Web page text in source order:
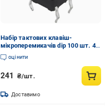
Набір тактових клавіш-
мікроперемикачів dip 100 шт. 4
контакти 6x6x10 мм Чорний
(2361229)
оцінити
241 ₴/шт.
Доставимо